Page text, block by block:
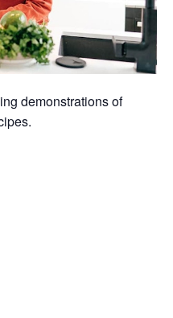
demonstrations of